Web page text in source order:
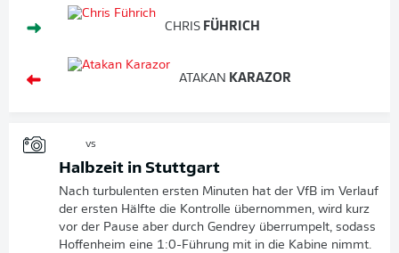
CHRIS FÜHRICH
ATAKAN KARAZOR
vs
Halbzeit in Stuttgart
Nach turbulenten ersten Minuten hat der VfB im Verlauf
der ersten Hälfte die Kontrolle übernommen, wird kurz
vor der Pause aber durch Gendrey überrumpelt, sodass
Hoffenheim eine 1:0-Führung mit in die Kabine nimmt.